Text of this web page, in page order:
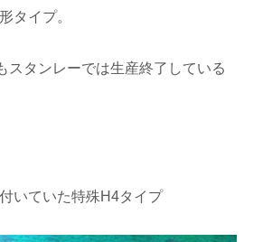
タイプ。
スタンレーでは生産終了している
いていた特殊H4タイプ